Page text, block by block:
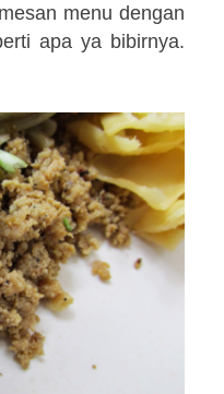
menu dengan
apa ya bibirnya.